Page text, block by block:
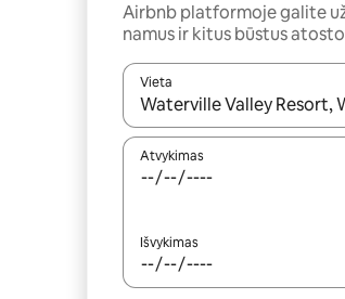
Airbnb platformoje galite
namus ir kitus būstus
Vieta
Kai pasirodys paieškos
Atvykimas
Išvykimas